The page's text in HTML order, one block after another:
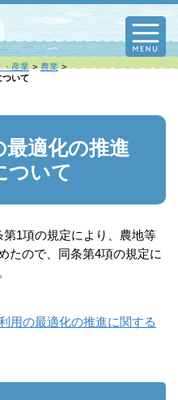
・産業
農業
ついて
最適化の推進
ついて
1項の規定により、農地等
たので、同条第4項の規定に
用の最適化の推進に関する